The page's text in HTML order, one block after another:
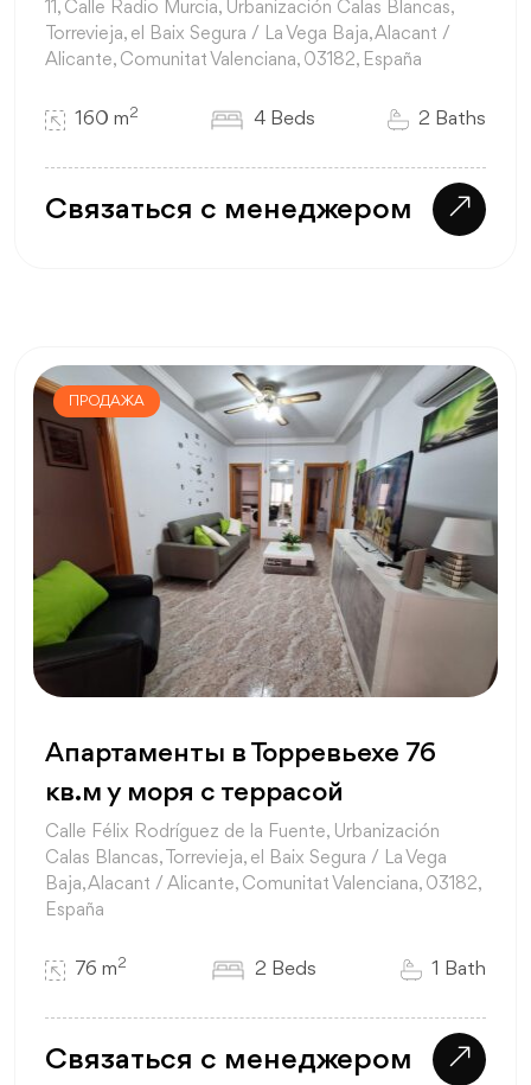
11, Calle Radio Murcia, Urbanización Calas Blancas,
Torrevieja, el Baix Segura / La Vega Baja, Alacant /
Alicante, Comunitat Valenciana, 03182, España
160 m2 4 Beds 2 Baths
Связаться с менеджером
ПРОДАЖА
Апартаменты в Торревьехе 76
кв.м у моря с террасой
Calle Félix Rodríguez de la Fuente, Urbanización
Calas Blancas, Torrevieja, el Baix Segura / La Vega
Baja, Alacant / Alicante, Comunitat Valenciana, 03182,
España
76 m2 2 Beds 1 Bath
Связаться с менеджером